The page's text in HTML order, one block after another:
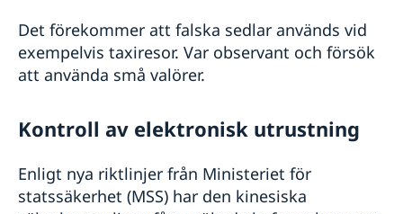
Det förekommer att falska sedlar används vid
exempelvis taxiresor. Var observant och försök
att använda små valörer.
Kontroll av elektronisk utrustning
Enligt nya riktlinjer från Ministeriet för
statssäkerhet (MSS) har den kinesiska